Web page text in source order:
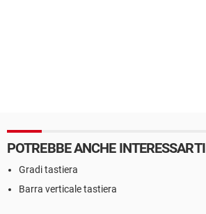
POTREBBE ANCHE INTERESSARTI
Gradi tastiera
Barra verticale tastiera